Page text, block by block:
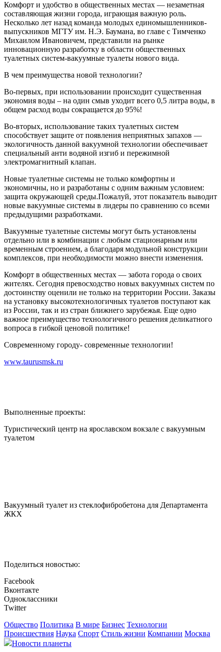
Комфорт и удобство в общественных местах — незаметная
составляющая жизни города, играющая важную роль.
Несколько лет назад команда молодых единомышленников-
выпускников МГТУ им. Н.Э. Баумана, во главе с Тимченко
Михаилом Ивановичем, представили на рынке
инновационную разработку в области общественных
туалетных систем-вакуумные туалеты нового вида.
В чем преимущества новой технологии?
Во-первых, при использовании происходит существенная
экономия воды – на один смыв уходит всего 0,5 литра воды, в
общем расход воды сокращается до 95%!
Во-вторых, использование таких туалетных систем
способствует защите от появления неприятных запахов —
экологичность данной вакуумной технологии обеспечивает
специальный анти водяной изгиб и пережимной
электромагнитный клапан.
Новые туалетные системы не только комфортны и
экономичны, но и разработаны с одним важным условием:
защита окружающей среды.Пожалуй, этот показатель выводит
новые вакуумные системы в лидеры по сравнению со всеми
предыдущими разработками.
Вакуумные туалетные системы могут быть установлены
отдельно или в комбинации с любым стационарным или
временным строением, а благодаря модульной конструкции
комплексов, при необходимости можно внести изменения.
Комфорт в общественных местах — забота города о своих
жителях. Сегодня превосходство новых вакуумных систем по
достоинству оценили не только на территории России. Заказы
на установку высокотехнологичных туалетов поступают как
из России, так и из стран ближнего зарубежья. Еще одно
важное преимущество технологичного решения деликатного
вопроса в гибкой ценовой политике!
Современному городу- современные технологии!
www.taurusmsk.ru
Выполненные проекты:
Туристический центр на ярославском вокзале с вакуумным
туалетом
Вакуумный туалет из стеклофибробетона для Департамента
ЖКХ
Поделиться новостью:
Facebook
Вконтакте
Одноклассники
Twitter
Общество Политика В мире Бизнес Технологии
Происшествия Наука Спорт Стиль жизни Компании Москва
Новости планеты